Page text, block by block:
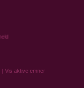
| Vis aktive emner